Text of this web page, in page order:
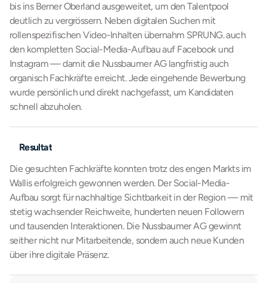
bis ins Berner Oberland ausgeweitet, um den Talentpool
deutlich zu vergrössern. Neben digitalen Suchen mit
rollenspezifischen Video-Inhalten übernahm SPRUNG. auch
den kompletten Social-Media-Aufbau auf Facebook und
Instagram — damit die Nussbaumer AG langfristig auch
organisch Fachkräfte erreicht. Jede eingehende Bewerbung
wurde persönlich und direkt nachgefasst, um Kandidaten
schnell abzuholen.
Resultat
Die gesuchten Fachkräfte konnten trotz des engen Markts im
Wallis erfolgreich gewonnen werden. Der Social-Media-
Aufbau sorgt für nachhaltige Sichtbarkeit in der Region — mit
stetig wachsender Reichweite, hunderten neuen Followern
und tausenden Interaktionen. Die Nussbaumer AG gewinnt
seither nicht nur Mitarbeitende, sondern auch neue Kunden
über ihre digitale Präsenz.